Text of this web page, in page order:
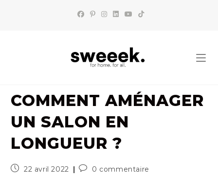
COMMENT AMÉNAGER
UN SALON EN
LONGUEUR ?
Publication
22 avril 2022
Commentaires
0 commentaire